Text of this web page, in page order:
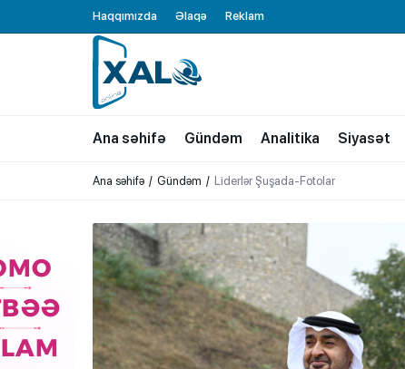
Haqqımızda Əlaqə Reklam
XALQ.ONLINE
ONLAYN PLATFORMA
Ana səhifə Gündəm Analitika Siyasət
Ana səhifə Gündəm Liderlər Şuşada-Fotolar